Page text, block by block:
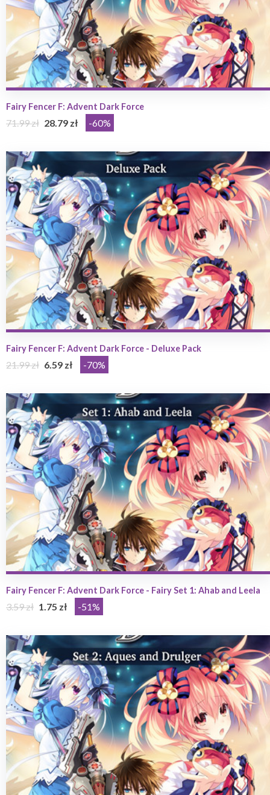
Fairy Fencer F: Advent Dark Force
71.99 zł 28.79 zł -60%
Fairy Fencer F: Advent Dark Force - Deluxe Pack
21.99 zł 6.59 zł -70%
Fairy Fencer F: Advent Dark Force - Fairy Set 1: Ahab and Leela
3.59 zł 1.75 zł -51%